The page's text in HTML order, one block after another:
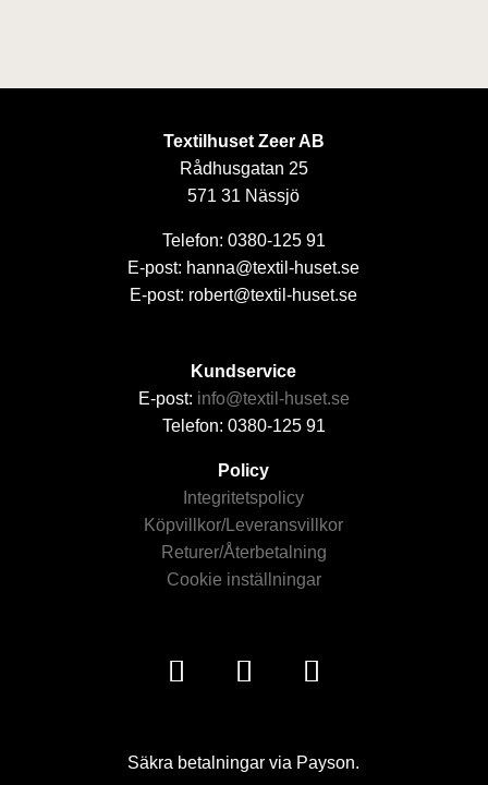
Textilhuset Zeer AB
Rådhusgatan 25
571 31 Nässjö
Telefon: 0380-125 91
E-post: hanna@textil-huset.se
E-post: robert@textil-huset.se
Kundservice
E-post: info@textil-huset.se
Telefon: 0380-125 91
Policy
Integritetspolicy
Köpvillkor/Leveransvillkor
Returer/Återbetalning
Cookie inställningar
Säkra betalningar via Payson.